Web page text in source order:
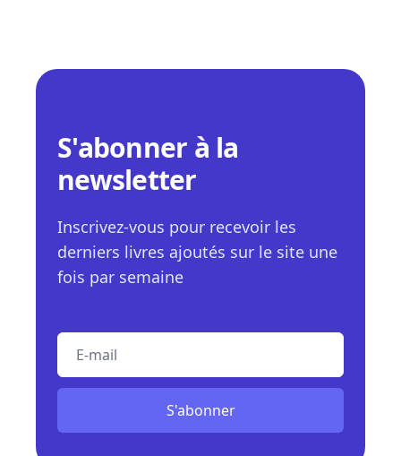
S'abonner à la
newsletter
Inscrivez-vous pour recevoir les
derniers livres ajoutés sur le site une
fois par semaine
S'abonner